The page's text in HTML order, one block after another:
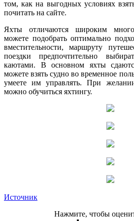
том, как на выгодных условиях
почитать на сайте.
Яхты отличаются широким
можете подобрать оптимально
вместительности, маршруту
поездки предпочтительно
каютами. В основном яхты
можете взять судно во временное
умеете им управлять. При
можно обучиться яхтингу.
Источник
Нажмите, чтобы